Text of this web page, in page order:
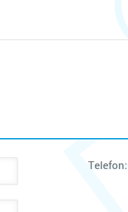
Telefon: